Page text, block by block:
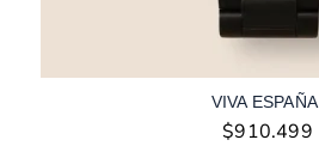
VIVA ESPAÑA
$910.499